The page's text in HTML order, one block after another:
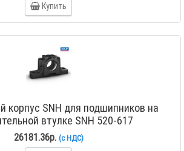
Купить
корпус SNH для подшипников на
втулке SNH 520-617
26181.36р. (с НДС)